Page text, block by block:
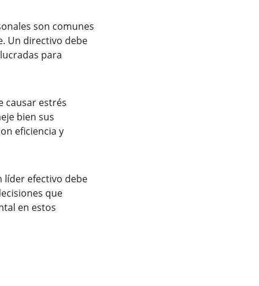
son comunes
Un directivo debe
para
causar estrés
bien sus
eficiencia y
líder efectivo debe
que
en estos